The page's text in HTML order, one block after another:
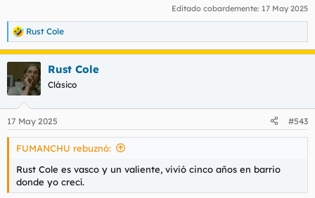
Editado cobardemente: 17 May 2025
R
e
a
c
i
e
s
Rust Cole
Rust Cole
Clásico
17 May 2025 #543
FUMANCHU rebuznó:
Rust Cole es vasco y un valiente, vivió cinco años en barrio
donde yo crecí.